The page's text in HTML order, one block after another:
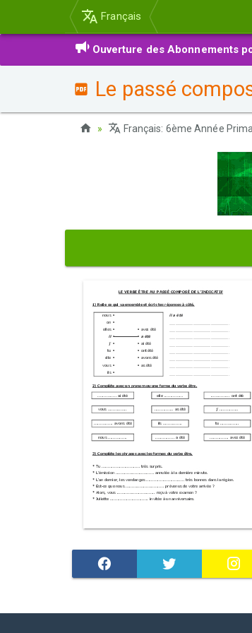
Français
Ouverture des Abonnements
Le passé
Français: 6ème Année